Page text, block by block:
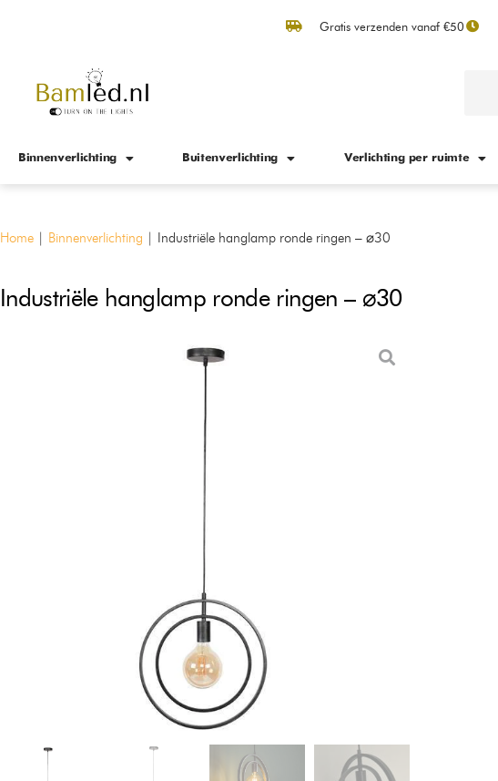
Gratis verzenden vanaf €50
Binnenverlichting Buitenverlichting Verlichting per ruimte
Home | Binnenverlichting | Industriële hanglamp ronde ringen – ⌀30
Industriële hanglamp ronde ringen – ⌀30